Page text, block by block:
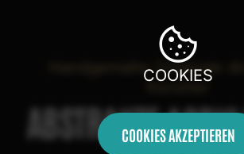
Handgemalte Originale
Künstler
ABSTRAKTE
COOKIES
COOKIES AKZEPTIEREN